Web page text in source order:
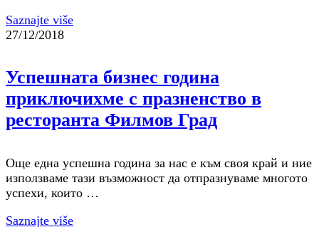
Saznajte više
27/12/2018
Успешната бизнес година
приключихме с празненство в
ресторанта Филмов Град
Още една успешна година за нас е към своя край и ние
използваме тази възможност да отпразнуваме многото
успехи, които …
Saznajte više